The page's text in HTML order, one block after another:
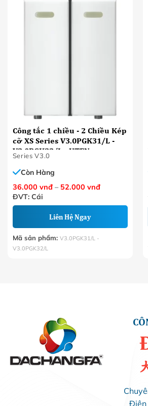
Series V3.0
Công tắc 1 chiều - 2 Chiều Kép
cỡ XS Series V3.0PGK31/L -
V3.0PGK32/L - UTEN
Còn Hàng
36.000 vnđ – 52.000 vnđKhoảng
36.000 VNĐ
ĐVT: Cái
Liên Hệ Ngay
Mã sản phẩm: V3.0PGK31/L -
V3.0PGK32/L
Điện